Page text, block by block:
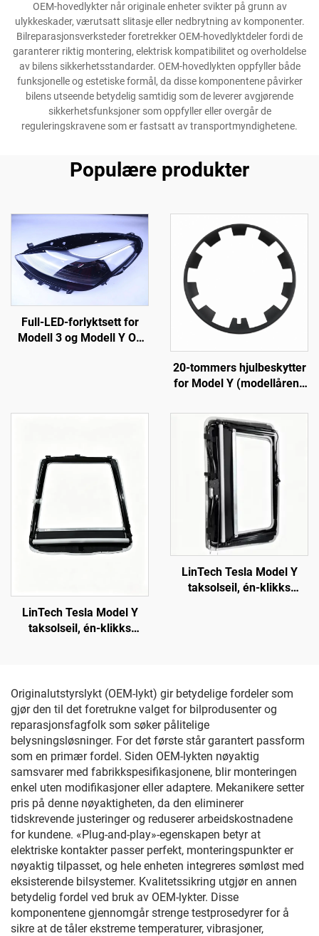
OEM-hovedlykter når originale enheter svikter på grunn av
ulykkeskader, værutsatt slitasje eller nedbrytning av komponenter.
Bilreparasjonsverksteder foretrekker OEM-hovedlyktdeler fordi de
garanterer riktig montering, elektrisk kompatibilitet og overholdelse
av bilens sikkerhetsstandarder. OEM-hovedlykten oppfyller både
funksjonelle og estetiske formål, da disse komponentene påvirker
bilens utseende betydelig samtidig som de leverer avgjørende
sikkerhetsfunksjoner som oppfyller eller overgår de
reguleringskravene som er fastsatt av transportmyndighetene.
Populære produkter
Full-LED-forlyktsett for
Modell 3 og Modell Y OE
20-tommers hjulbeskytter
for Model Y (modellårene
LinTech Tesla Model Y
taksolseil, én-klikks
LinTech Tesla Model Y
taksolseil, én-klikks
Originalutstyrslykt (OEM-lykt) gir betydelige fordeler som
gjør den til det foretrukne valget for bilprodusenter og
reparasjonsfagfolk som søker pålitelige
belysningsløsninger. For det første står garantert passform
som en primær fordel. Siden OEM-lykten nøyaktig
samsvarer med fabrikkspesifikasjonene, blir monteringen
enkel uten modifikasjoner eller adaptere. Mekanikere setter
pris på denne nøyaktigheten, da den eliminerer
tidskrevende justeringer og reduserer arbeidskostnadene
for kundene. «Plug-and-play»-egenskapen betyr at
elektriske kontakter passer perfekt, monteringspunkter er
nøyaktig tilpasset, og hele enheten integreres sømløst med
eksisterende bilsystemer. Kvalitetssikring utgjør en annen
betydelig fordel ved bruk av OEM-lykter. Disse
komponentene gjennomgår strenge testprosedyrer for å
sikre at de tåler ekstreme temperaturer, vibrasjoner,